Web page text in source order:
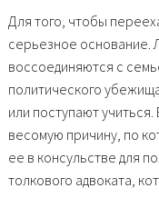
Для того, чтобы
серьезное основание.
воссоединяются с
политического
или поступают
весомую причину, по
ее в консульстве для
толкового адвоката,